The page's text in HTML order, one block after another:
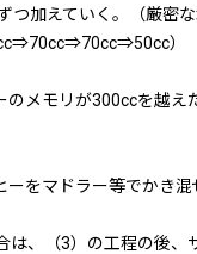
つ加えていく。（厳密な
）
のメモリが300ccを越え
ーをマドラー等でかき混
は、（3）の工程の後、